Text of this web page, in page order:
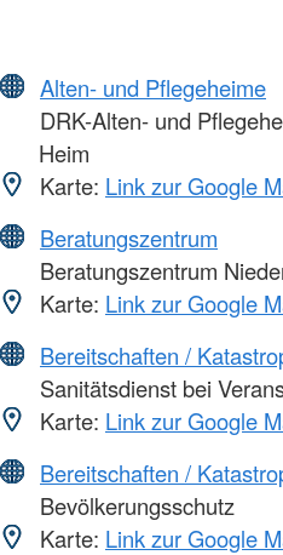
Alten- und Pflegeheime
DRK-Alten- und
Heim
Karte: Link zur Google
Beratungszentrum
Beratungszentrum
Karte: Link zur Google
Bereitschaften /
Sanitätsdienst bei
Karte: Link zur Google
Bereitschaften /
Bevölkerungsschutz
Karte: Link zur Google